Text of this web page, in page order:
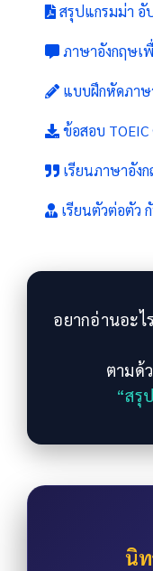
สรุปแกรมม่า อั
ภาษาอังกฤษเ
แบบฝึกหัดภาษ
ข้อสอบ
เรียนภาษาอัง
เรียนตัวต่อตัว
อยากอ่านอะไ
ตามด้
“สรุ
นิ